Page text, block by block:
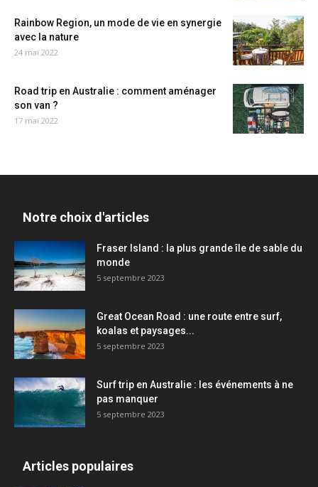
Rainbow Region, un mode de vie en synergie
avec la nature
24 mai 2022
Road trip en Australie : comment aménager
son van ?
17 mai 2022
Notre choix d'articles
Fraser Island : la plus grande île de sable du
monde
5 septembre 2023
Great Ocean Road : une route entre surf,
koalas et paysages...
5 septembre 2023
Surf trip en Australie : les événements à ne
pas manquer
5 septembre 2023
Articles populaires